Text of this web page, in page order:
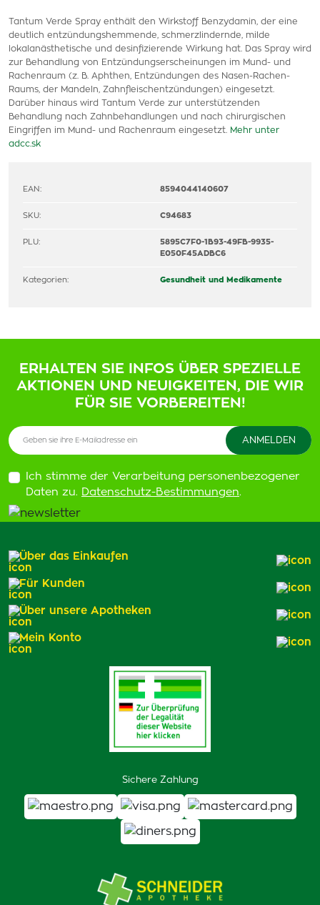
Tantum Verde Spray enthält den Wirkstoff Benzydamin, der eine
deutlich entzündungshemmende, schmerzlindernde, milde
lokalanästhetische und desinfizierende Wirkung hat. Das Spray wird
zur Behandlung von Entzündungserscheinungen im Mund- und
Rachenraum (z. B. Aphthen, Entzündungen des Nasen-Rachen-
Raums, der Mandeln, Zahnfleischentzündungen) eingesetzt.
Darüber hinaus wird Tantum Verde zur unterstützenden
Behandlung nach Zahnbehandlungen und nach chirurgischen
Eingriffen im Mund- und Rachenraum eingesetzt. Mehr unter
adcc.sk
EAN: 8594044140607
SKU: C94683
PLU:
5895C7F0-1B93-49FB-9935-
E050F45ADBC6
Kategorien: Gesundheit und Medikamente
ERHALTEN SIE INFOS ÜBER SPEZIELLE
AKTIONEN UND NEUIGKEITEN, DIE WIR
FÜR SIE VORBEREITEN!
Ich stimme der Verarbeitung personenbezogener
Daten zu. Datenschutz-Bestimmungen.
Sichere Zahlung
Über das Einkaufen
Für Kunden
Über unsere Apotheken
Mein Konto